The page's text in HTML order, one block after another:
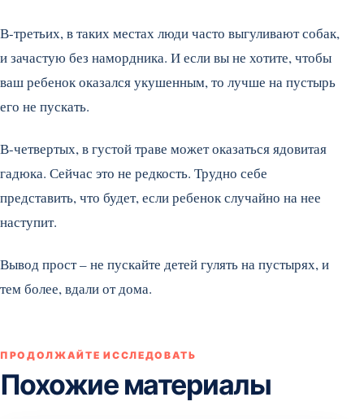
В-третьих, в таких местах люди часто выгуливают собак,
и зачастую без намордника. И если вы не хотите, чтобы
ваш ребенок оказался укушенным, то лучше на пустырь
его не пускать.
В-четвертых, в густой траве может оказаться ядовитая
гадюка. Сейчас это не редкость. Трудно себе
представить, что будет, если ребенок случайно на нее
наступит.
Вывод прост – не пускайте детей гулять на пустырях, и
тем более, вдали от дома.
ПРОДОЛЖАЙТЕ ИССЛЕДОВАТЬ
Похожие материалы